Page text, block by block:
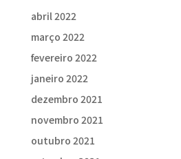
abril 2022
março 2022
fevereiro 2022
janeiro 2022
dezembro 2021
novembro 2021
outubro 2021